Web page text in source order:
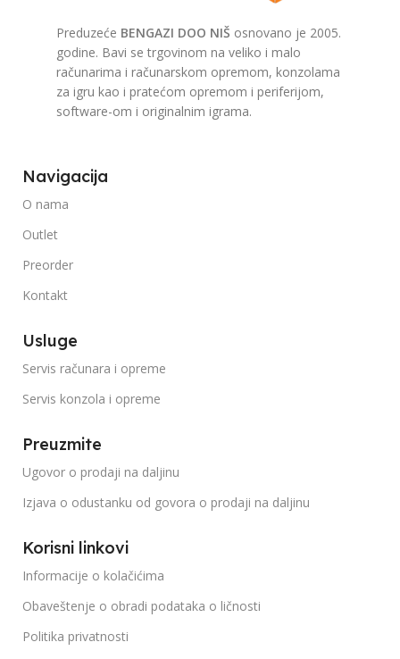
Preduzeće BENGAZI DOO NIŠ osnovano je 2005.
godine. Bavi se trgovinom na veliko i malo
računarima i računarskom opremom, konzolama
za igru kao i pratećom opremom i periferijom,
software-om i originalnim igrama.
Navigacija
O nama
Outlet
Preorder
Kontakt
Usluge
Servis računara i opreme
Servis konzola i opreme
Preuzmite
Ugovor o prodaji na daljinu
Izjava o odustanku od govora o prodaji na daljinu
Korisni linkovi
Informacije o kolačićima
Obaveštenje o obradi podataka o ličnosti
Politika privatnosti